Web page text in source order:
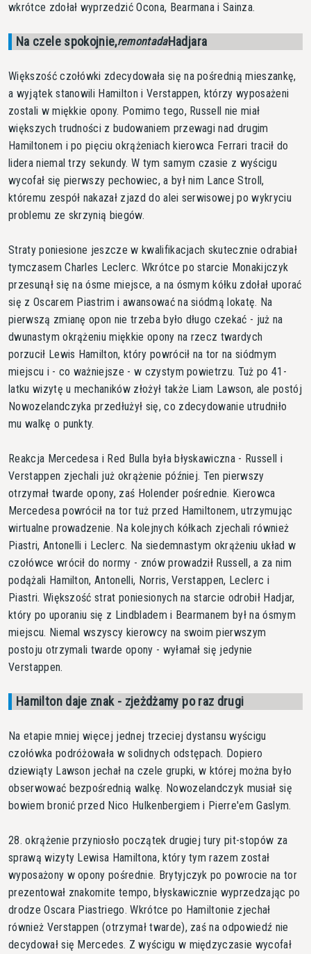
wkrótce zdołał wyprzedzić Ocona, Bearmana i Sainza.
Na czele spokojnie,remontadaHadjara
Większość czołówki zdecydowała się na pośrednią mieszankę,
a wyjątek stanowili Hamilton i Verstappen, którzy wyposażeni
zostali w miękkie opony. Pomimo tego, Russell nie miał
większych trudności z budowaniem przewagi nad drugim
Hamiltonem i po pięciu okrążeniach kierowca Ferrari tracił do
lidera niemal trzy sekundy. W tym samym czasie z wyścigu
wycofał się pierwszy pechowiec, a był nim Lance Stroll,
któremu zespół nakazał zjazd do alei serwisowej po wykryciu
problemu ze skrzynią biegów.
Straty poniesione jeszcze w kwalifikacjach skutecznie odrabiał
tymczasem Charles Leclerc. Wkrótce po starcie Monakijczyk
przesunął się na ósme miejsce, a na ósmym kółku zdołał uporać
się z Oscarem Piastrim i awansować na siódmą lokatę. Na
pierwszą zmianę opon nie trzeba było długo czekać - już na
dwunastym okrążeniu miękkie opony na rzecz twardych
porzucił Lewis Hamilton, który powrócił na tor na siódmym
miejscu i - co ważniejsze - w czystym powietrzu. Tuż po 41-
latku wizytę u mechaników złożył także Liam Lawson, ale postój
Nowozelandczyka przedłużył się, co zdecydowanie utrudniło
mu walkę o punkty.
Reakcja Mercedesa i Red Bulla była błyskawiczna - Russell i
Verstappen zjechali już okrążenie później. Ten pierwszy
otrzymał twarde opony, zaś Holender pośrednie. Kierowca
Mercedesa powrócił na tor tuż przed Hamiltonem, utrzymując
wirtualne prowadzenie. Na kolejnych kółkach zjechali również
Piastri, Antonelli i Leclerc. Na siedemnastym okrążeniu układ w
czołówce wrócił do normy - znów prowadził Russell, a za nim
podążali Hamilton, Antonelli, Norris, Verstappen, Leclerc i
Piastri. Większość strat poniesionych na starcie odrobił Hadjar,
który po uporaniu się z Lindbladem i Bearmanem był na ósmym
miejscu. Niemal wszyscy kierowcy na swoim pierwszym
postoju otrzymali twarde opony - wyłamał się jedynie
Verstappen.
Hamilton daje znak - zjeżdżamy po raz drugi
Na etapie mniej więcej jednej trzeciej dystansu wyścigu
czołówka podróżowała w solidnych odstępach. Dopiero
dziewiąty Lawson jechał na czele grupki, w której można było
obserwować bezpośrednią walkę. Nowozelandczyk musiał się
bowiem bronić przed Nico Hulkenbergiem i Pierre'em Gaslym.
28. okrążenie przyniosło początek drugiej tury pit-stopów za
sprawą wizyty Lewisa Hamiltona, który tym razem został
wyposażony w opony pośrednie. Brytyjczyk po powrocie na tor
prezentował znakomite tempo, błyskawicznie wyprzedzając po
drodze Oscara Piastriego. Wkrótce po Hamiltonie zjechał
również Verstappen (otrzymał twarde), zaś na odpowiedź nie
decydował się Mercedes. Z wyścigu w międzyczasie wycofał